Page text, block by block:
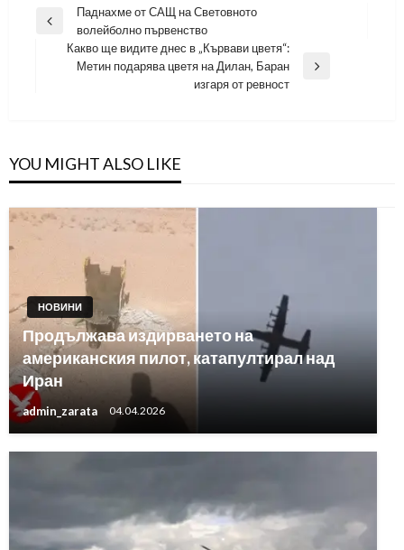
Навигация
Previous
Паднахме от САЩ на Световното
волейболно първенство
Next
Какво ще видите днес в „Кървави цветя“:
Метин подарява цветя на Дилан, Баран
изгаря от ревност
YOU MIGHT ALSO LIKE
НОВИНИ
Продължава издирването на
американския пилот, катапултирал над
Иран
admin_zarata 04.04.2026